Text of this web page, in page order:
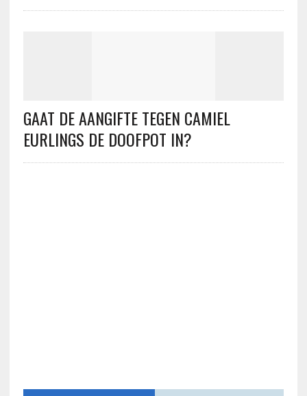
GAAT DE AANGIFTE TEGEN CAMIEL
EURLINGS DE DOOFPOT IN?